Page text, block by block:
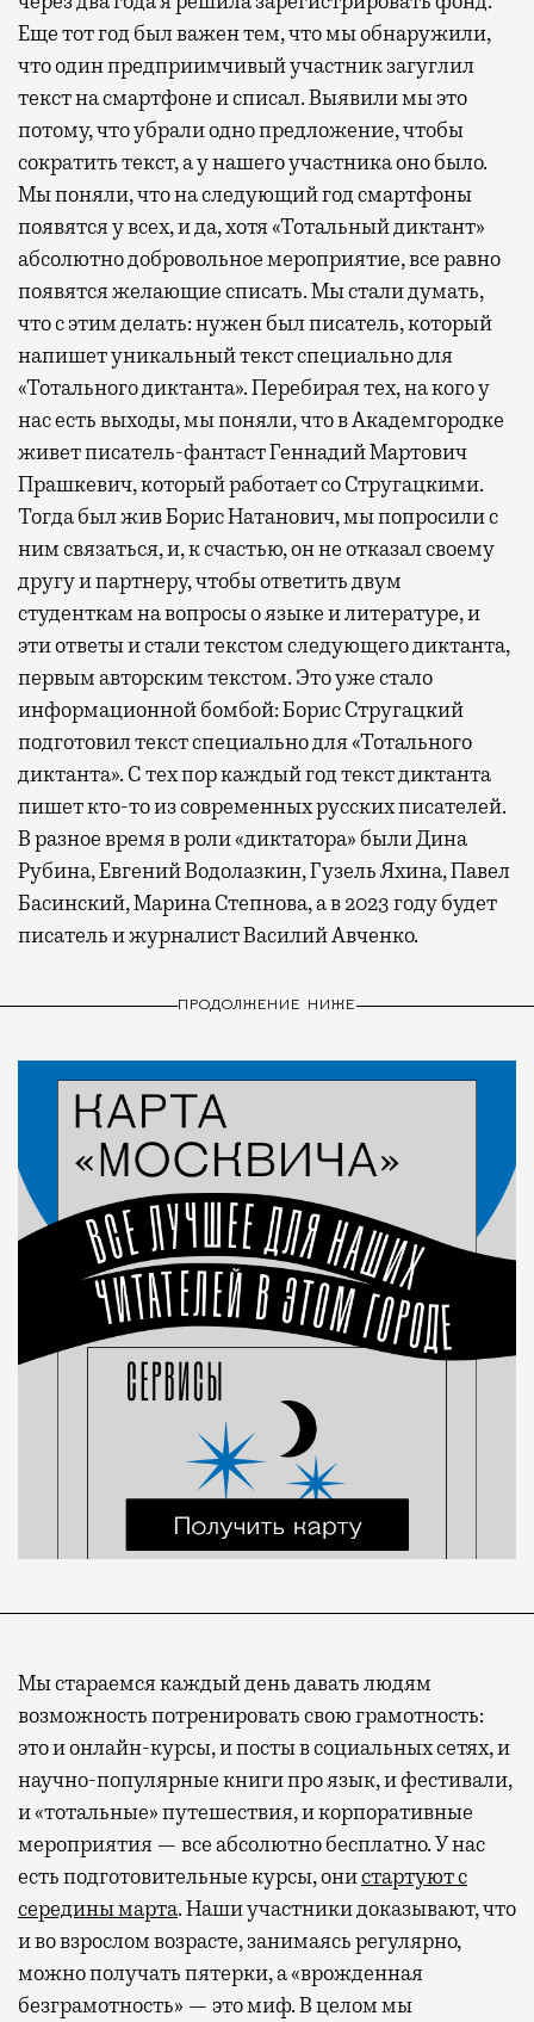
Еще тот год был важен тем, что мы обнаружили,
что один предприимчивый участник загуглил
текст на смартфоне и списал. Выявили мы это
потому, что убрали одно предложение, чтобы
сократить текст, а у нашего участника оно было.
Мы поняли, что на следующий год смартфоны
появятся у всех, и да, хотя «Тотальный диктант»
абсолютно добровольное мероприятие, все равно
появятся желающие списать. Мы стали думать,
что с этим делать: нужен был писатель, который
напишет уникальный текст специально для
«Тотального диктанта». Перебирая тех, на кого у
нас есть выходы, мы поняли, что в Академгородке
живет писатель-фантаст Геннадий Мартович
Прашкевич, который работает со Стругацкими.
Тогда был жив Борис Натанович, мы попросили с
ним связаться, и, к счастью, он не отказал своему
другу и партнеру, чтобы ответить двум
студенткам на вопросы о языке и литературе, и
эти ответы и стали текстом следующего диктанта,
первым авторским текстом. Это уже стало
информационной бомбой: Борис Стругацкий
подготовил текст специально для «Тотального
диктанта». С тех пор каждый год текст диктанта
пишет кто-то из современных русских писателей.
В разное время в роли «диктатора» были Дина
Рубина, Евгений Водолазкин, Гузель Яхина, Павел
Басинский, Марина Степнова, а в 2023 году будет
писатель и журналист Василий Авченко.
ПРОДОЛЖЕНИЕ НИЖЕ
Мы стараемся каждый день давать людям
возможность потренировать свою грамотность:
это и онлайн-курсы, и посты в социальных сетях, и
научно-популярные книги про язык, и фестивали,
и «тотальные» путешествия, и корпоративные
мероприятия — все абсолютно бесплатно. У нас
есть подготовительные курсы, онистартуют с
середины марта. Наши участники доказывают, что
и во взрослом возрасте, занимаясь регулярно,
можно получать пятерки, а «врожденная
безграмотность» — это миф. В целом мы